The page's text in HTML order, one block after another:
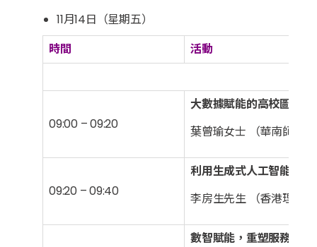
11月14日（星期五）
時間
活動
09:00 – 09:20
大數據賦能的高校圖書
葉曾瑜女士 （華南師範
09:20 – 09:40
利用生成式人工智能提
李房生先生 （香港理工
數智賦能，重塑服務︰